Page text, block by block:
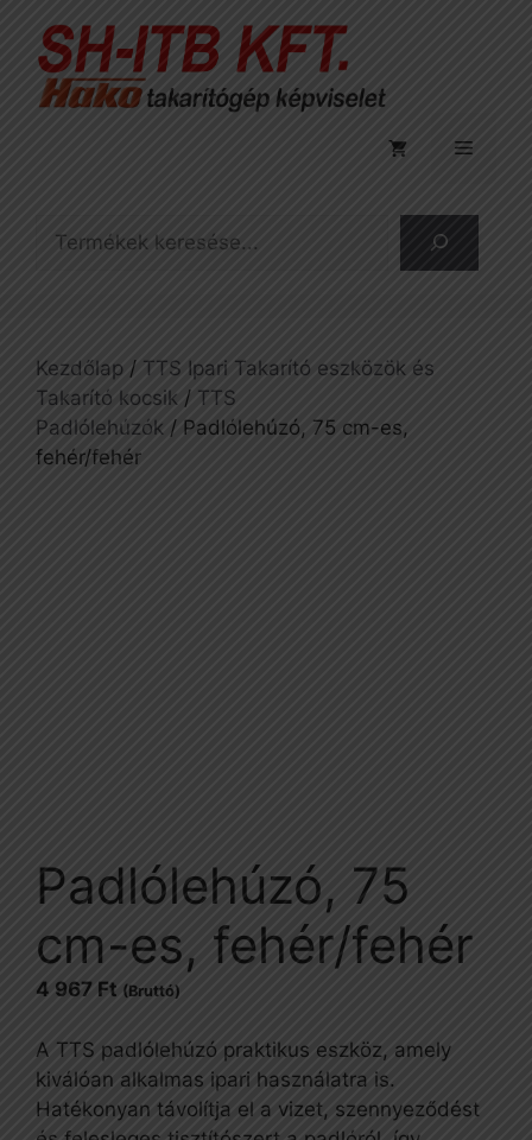
tartalomba
Menü
Kezdőlap / TTS Ipari Takarító eszközök és
Takarító kocsik / TTS
Padlólehúzók / Padlólehúzó, 75 cm-es,
fehér/fehér
Padlólehúzó, 75
cm-es, fehér/fehér
4 967 Ft (Bruttó)
A TTS padlólehúzó praktikus eszköz, amely
kiválóan alkalmas ipari használatra is.
Hatékonyan távolítja el a vizet, szennyeződést